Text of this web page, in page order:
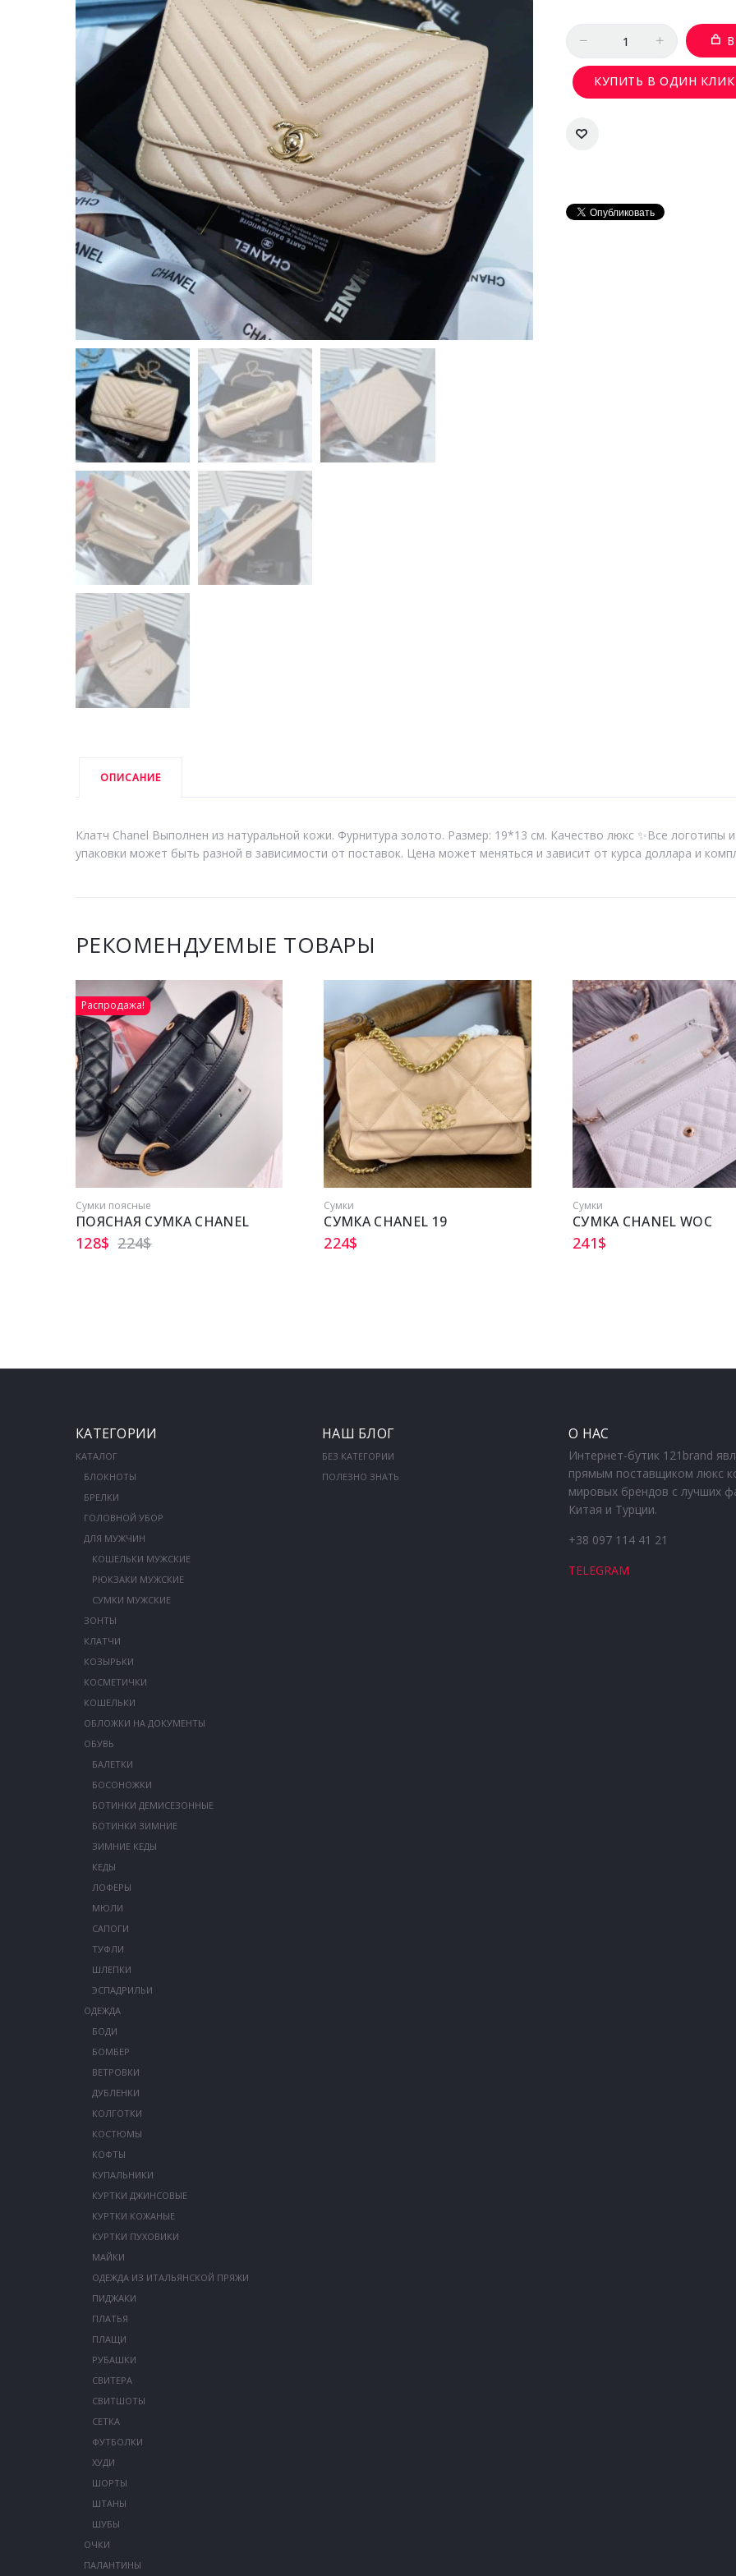
КУПИТЬ В ОДИН КЛИК
ОПИСАНИЕ
Клатч Chanel Выполнен из натуральной кожи. Фурнитура золото. Размер: 19*13 см. Качество люкс ✨Все логотипы
упаковки может быть разной в зависимости от поставок. Цена может меняться и зависит от курса доллара и
РЕКОМЕНДУЕМЫЕ ТОВАРЫ
Распродажа!
Сумки поясные
ПОЯСНАЯ СУМКА CHANEL
224$
128$
Сумки
СУМКА CHANEL 19
224$
Сумки
СУМКА CHANEL WOC
241$
КАТЕГОРИИ
КАТАЛОГ
БЛОКНОТЫ
БРЕЛКИ
ГОЛОВНОЙ УБОР
ДЛЯ МУЖЧИН
КОШЕЛЬКИ МУЖСКИЕ
РЮКЗАКИ МУЖСКИЕ
СУМКИ МУЖСКИЕ
ЗОНТЫ
КЛАТЧИ
КОЗЫРЬКИ
КОСМЕТИЧКИ
КОШЕЛЬКИ
ОБЛОЖКИ НА ДОКУМЕНТЫ
ОБУВЬ
БАЛЕТКИ
БОСОНОЖКИ
БОТИНКИ ДЕМИСЕЗОННЫЕ
БОТИНКИ ЗИМНИЕ
ЗИМНИЕ КЕДЫ
КЕДЫ
ЛОФЕРЫ
МЮЛИ
САПОГИ
ТУФЛИ
ШЛЕПКИ
ЭСПАДРИЛЬИ
ОДЕЖДА
БОДИ
БОМБЕР
ВЕТРОВКИ
ДУБЛЕНКИ
КОЛГОТКИ
КОСТЮМЫ
КОФТЫ
КУПАЛЬНИКИ
КУРТКИ ДЖИНСОВЫЕ
КУРТКИ КОЖАНЫЕ
КУРТКИ ПУХОВИКИ
МАЙКИ
ОДЕЖДА ИЗ ИТАЛЬЯНСКОЙ ПРЯЖИ
ПИДЖАКИ
ПЛАТЬЯ
ПЛАЩИ
РУБАШКИ
СВИТЕРА
СВИТШОТЫ
СЕТКА
ФУТБОЛКИ
ХУДИ
ШОРТЫ
ШТАНЫ
ШУБЫ
ОЧКИ
ПАЛАНТИНЫ
НАШ БЛОГ
БЕЗ КАТЕГОРИИ
ПОЛЕЗНО ЗНАТЬ
О НАС
Интернет-бутик 121brand
прямым поставщиком люкс
мировых брендов с лучших
Китая и Турции.
+38 097 114 41 21
TELEGRAM